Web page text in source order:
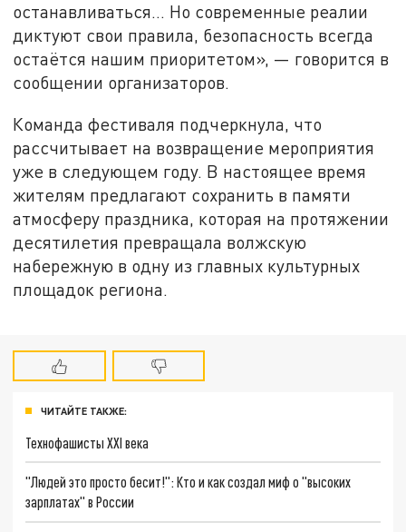
останавливаться… Но современные реалии
диктуют свои правила, безопасность всегда
остаётся нашим приоритетом», — говорится в
сообщении организаторов.
Команда фестиваля подчеркнула, что
рассчитывает на возвращение мероприятия
уже в следующем году. В настоящее время
жителям предлагают сохранить в памяти
атмосферу праздника, которая на протяжении
десятилетия превращала волжскую
набережную в одну из главных культурных
площадок региона.
ЧИТАЙТЕ ТАКЖЕ:
Технофашисты XXI века
"Людей это просто бесит!": Кто и как создал миф о "высоких
зарплатах" в России